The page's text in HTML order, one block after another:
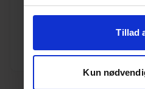
Tillad
Kun
Pakkeinfo. STK.